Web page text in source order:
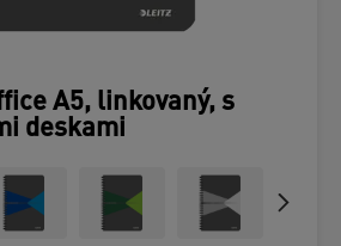
A5, linkovaný, s
deskami